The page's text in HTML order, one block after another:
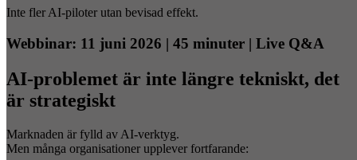
Inte fler AI-piloter utan bevisad effekt.
Webbinar: 11 juni 2026 | 45 minuter | Live Q&A
AI-problemet är inte längre tekniskt, det
är strategiskt
Marknaden är fylld av AI-verktyg.
Men många organisationer upplever fortfarande: